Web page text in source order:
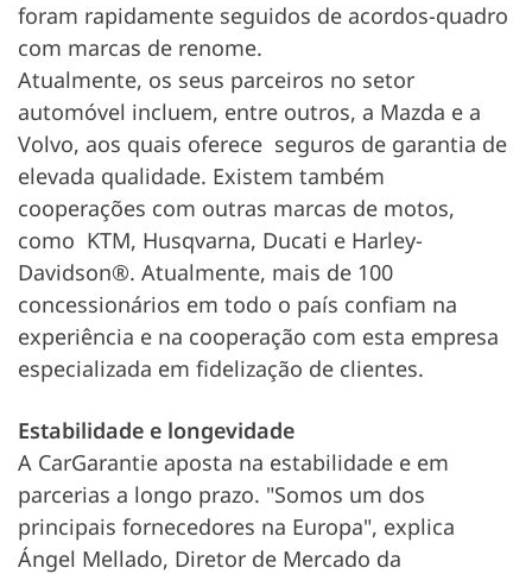
foram rapidamente seguidos de acordos-quadro
com marcas de renome.
Atualmente, os seus parceiros no setor
automóvel incluem, entre outros, a Mazda e a
Volvo, aos quais oferece seguros de garantia de
elevada qualidade. Existem também
cooperações com outras marcas de motos,
como KTM, Husqvarna, Ducati e Harley-
Davidson®. Atualmente, mais de 100
concessionários em todo o país confiam na
experiência e na cooperação com esta empresa
especializada em fidelização de clientes.
Estabilidade e longevidade
A CarGarantie aposta na estabilidade e em
parcerias a longo prazo. "Somos um dos
principais fornecedores na Europa", explica
Ángel Mellado, Diretor de Mercado da